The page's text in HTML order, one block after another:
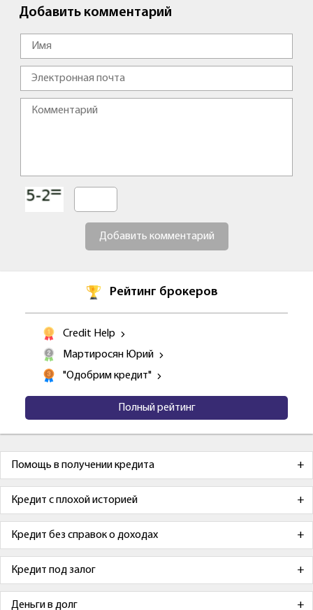
Добавить комментарий
Добавить комментарий
Рейтинг брокеров
Credit Help
Мартиросян Юрий
"Одобрим кредит"
Полный рейтинг
Помощь в получении кредита
Кредит с плохой историей
Кредит без справок о доходах
Кредит под залог
Деньги в долг